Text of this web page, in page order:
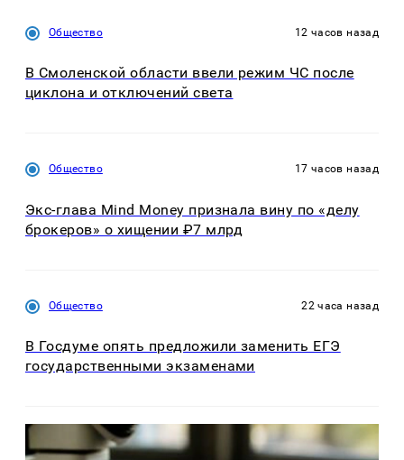
Общество 12 часов назад
В Смоленской области ввели режим ЧС после
циклона и отключений света
Общество 17 часов назад
Экс-глава Mind Money признала вину по «делу
брокеров» о хищении ₽7 млрд
Общество 22 часа назад
В Госдуме опять предложили заменить ЕГЭ
государственными экзаменами